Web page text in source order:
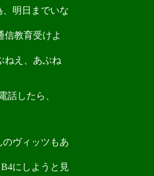
明日までいな
教育受けよ
ねえ、あぶね
話したら、
ヴィッツもあ
にしようと見